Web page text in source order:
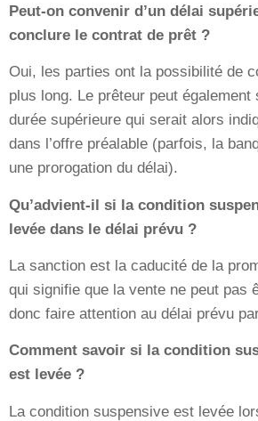
Peut-on convenir d’un délai
conclure le contrat de prêt ?
Oui, les parties ont la possibilité de
plus long. Le prêteur peut également
durée supérieure qui serait alors
dans l’offre préalable (parfois, la
une prorogation du délai).
Qu’advient-il si la condition
levée dans le délai prévu ?
La sanction est la caducité de la
qui signifie que la vente ne peut pas
donc faire attention au délai prévu
Comment savoir si la condition
est levée ?
La condition suspensive est levée